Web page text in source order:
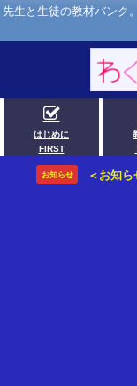
先生と生徒の教材バンク
はじめに
FIRST
お知らせ ＜お知